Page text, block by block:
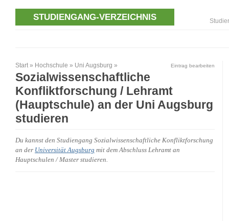
STUDIENGANG-VERZEICHNIS
Start » Hochschule » Uni Augsburg » Eintrag bearbeiten
Sozialwissenschaftliche
Konfliktforschung / Lehramt
(Hauptschule) an der Uni Augsburg
studieren
Du kannst den Studiengang Sozialwissenschaftliche Konfliktforschung
an der Universität Augsburg mit dem Abschluss Lehramt an
Hauptschulen / Master studieren.